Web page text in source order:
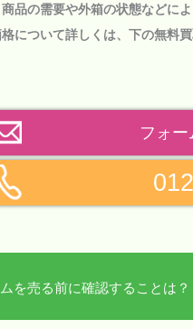
品の需要や外箱の状態などによ
について詳しくは、下の無料
フォ
を売る前に確認することは？